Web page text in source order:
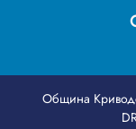
Община